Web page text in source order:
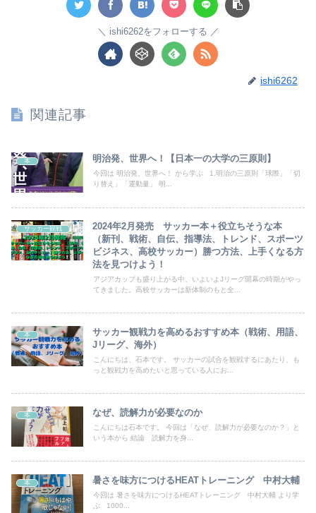
ishi6262をフォローする
ishi6262
関連記事
本 明治発、世界へ！【日本一の大学の三原則】
今回は 明治発、世界へ！ から学ぶ 1.明治の三原則「球際」「切
り替え」「運動量」 明...
サッカー観戦
2024年2月発売 サッカー本＋役立ちそうな本
（新刊、戦術、自伝、指導法、トレンド、スポーツ
ビジネス、高校サッカー）勝つ方法、上手くなる方
法を見つけよう！
アジアカップも盛り上がる中、いよいよJリーグ開幕の時期がやっ
てきました。高校サッカーは新体制のもと全...
本
サッカー観戦力を高めるおすすめ本（戦術、用語、
Jリーグ、海外）
こんにちは、石本です。 サッカーの試合を観戦するにあたり、も
っと観戦力を高めたいと思っている人にお...
本 なぜ、読解力が必要なのか
こんにちは石本です。 今回は「なぜ、読解力が必要なのか？」と
いう本から 結論 読解力を身...
本 暑さを味方につけるHEATトレーニング 中村大輔
今回は 暑さを味方につけるHEATトレーニング 中村大輔 より学
ぶ 1000...